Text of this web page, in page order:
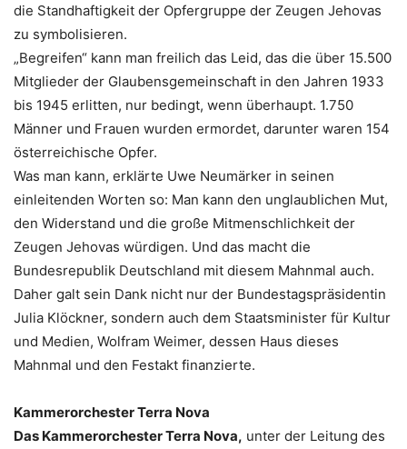
die Standhaftigkeit der Opfergruppe der Zeugen Jehovas
zu symbolisieren.
„Begreifen“ kann man freilich das Leid, das die über 15.500
Mitglieder der Glaubensgemeinschaft in den Jahren 1933
bis 1945 erlitten, nur bedingt, wenn überhaupt. 1.750
Männer und Frauen wurden ermordet, darunter waren 154
österreichische Opfer.
Was man kann, erklärte Uwe Neumärker in seinen
einleitenden Worten so: Man kann den unglaublichen Mut,
den Widerstand und die große Mitmenschlichkeit der
Zeugen Jehovas würdigen. Und das macht die
Bundesrepublik Deutschland mit diesem Mahnmal auch.
Daher galt sein Dank nicht nur der Bundestagspräsidentin
Julia Klöckner, sondern auch dem Staatsminister für Kultur
und Medien, Wolfram Weimer, dessen Haus dieses
Mahnmal und den Festakt finanzierte.
Kammerorchester Terra Nova
Das Kammerorchester Terra Nova, unter der Leitung des